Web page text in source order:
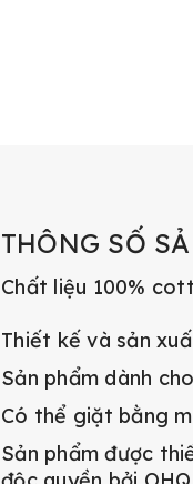
THÔNG SỐ
Chất liệu 100%
Thiết kế và sản
Sản phẩm dành
Có thể giặt bằng
Sản phẩm được